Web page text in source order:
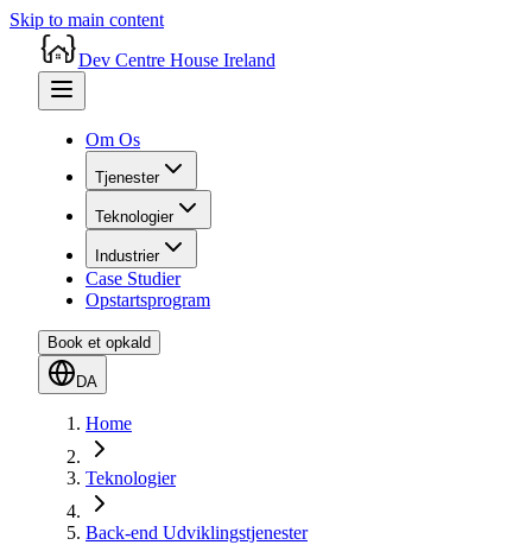
Skip to main content
Dev Centre House Ireland
Om Os
Tjenester
Teknologier
Industrier
Case Studier
Opstartsprogram
Book et opkald
DA
Home
Teknologier
Back-end Udviklingstjenester